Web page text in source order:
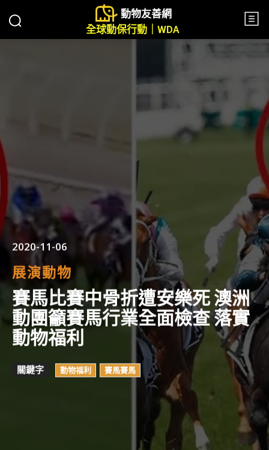
動物友善網
全球動保行動｜WDA
2020-11-06
展演動物
賽馬比賽中骨折遭安樂死 澳洲
動團籲賽馬行業全面檢查 落實
動物福利
關鍵字 動物福利 賽馬賽馬